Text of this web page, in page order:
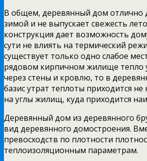
В общем, деревянный дом отлично
зимой и не выпускает свежесть
конструкция дает возможность
сути не влиять на термический
существует только одно слабое
рядовом кирпичном жилище тепло
через стены и кровлю, то в
базис утрат теплоты приходится не
на углы жилищ, куда приходится
Деревянный дом из деревянного
вид деревянного домостроения.
превосходств по плотности
теплоизоляционным параметрам.